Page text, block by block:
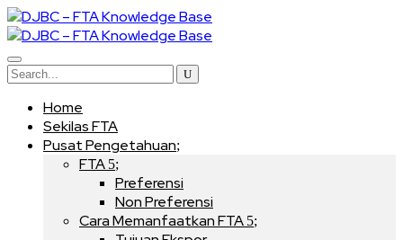
Home
Sekilas FTA
Pusat Pengetahuan
FTA
Preferensi
Non Preferensi
Cara Memanfaatkan FTA